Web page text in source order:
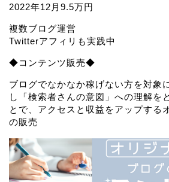
2022年12月9.5万円
複数ブログ運営
Twitterアフィリも実践中
◆コンテンツ販売◆
ブログでなかなか稼げない方を対象
し「検索者さんの意図」への理解を
とで、アクセスと収益をアップする
の販売